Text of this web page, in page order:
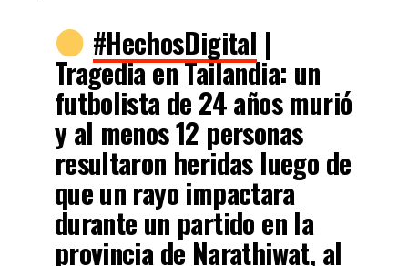
#HechosDigital |
Tragedia en Tailandia: un
futbolista de 24 años murió
y al menos 12 personas
resultaron heridas luego de
que un rayo impactara
durante un partido en la
provincia de Narathiwat, al